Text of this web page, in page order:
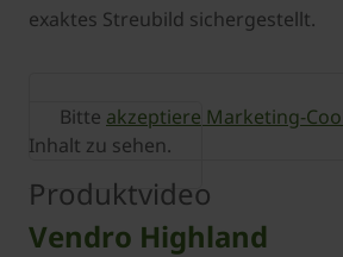
exaktes Streubild sichergestellt.
Bitte akzeptiere Marketing-
Inhalt zu sehen.
Produktvideo
Vendro Highland